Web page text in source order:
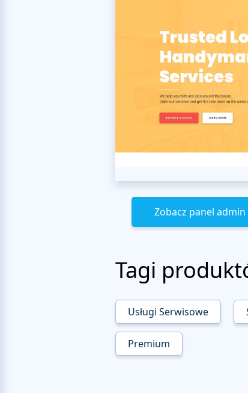
Zobacz panel admin
Tagi
Usługi Serwisowe
Premium